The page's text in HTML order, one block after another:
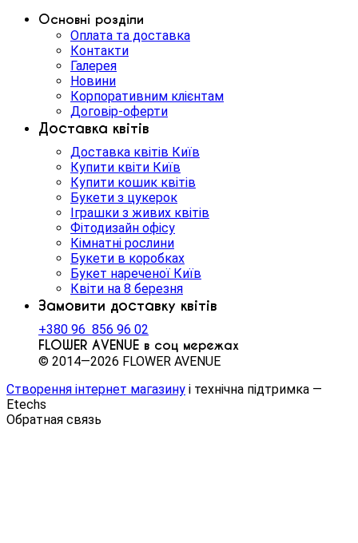
Основні розділи
Оплата та доставка
Контакти
Галерея
Новини
Корпоративним клієнтам
Договір-оферти
Доставка квітів
Доставка квітів Київ
Купити квіти Київ
Купити кошик квітів
Букети з цукерок
Іграшки з живих квітів
Фітодизайн офісу
Кімнатні рослини
Букети в коробках
Букет нареченої Київ
Квіти на 8 березня
Замовити доставку квітів
+380 96 856 96 02
FLOWER AVENUE в соц мережах
© 2014—2026 FLOWER AVENUE
Створення інтернет магазину і технічна підтримка —
Etechs
Обратная связь